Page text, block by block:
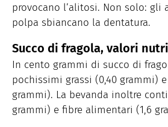
provocano l’alitosi. Non solo: gli
polpa sbiancano la dentatura.
Succo di fragola, valori
In cento grammi di succo di
pochissimi grassi (0,40 grammi)
grammi). La bevanda inoltre
grammi) e fibre alimentari (1,6